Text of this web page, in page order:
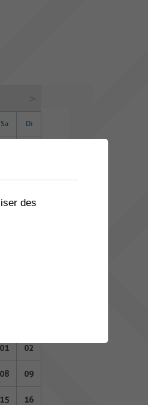
Sa Di
19
01 02
08 09
15 16
des